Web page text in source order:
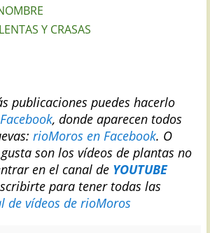
Y CRASAS
publicaciones puedes hacerlo
Facebook, donde aparecen todos
rioMoros en Facebook. O
son los vídeos de plantas no
en el canal de YOUTUBE
para tener todas las
de vídeos de rioMoros